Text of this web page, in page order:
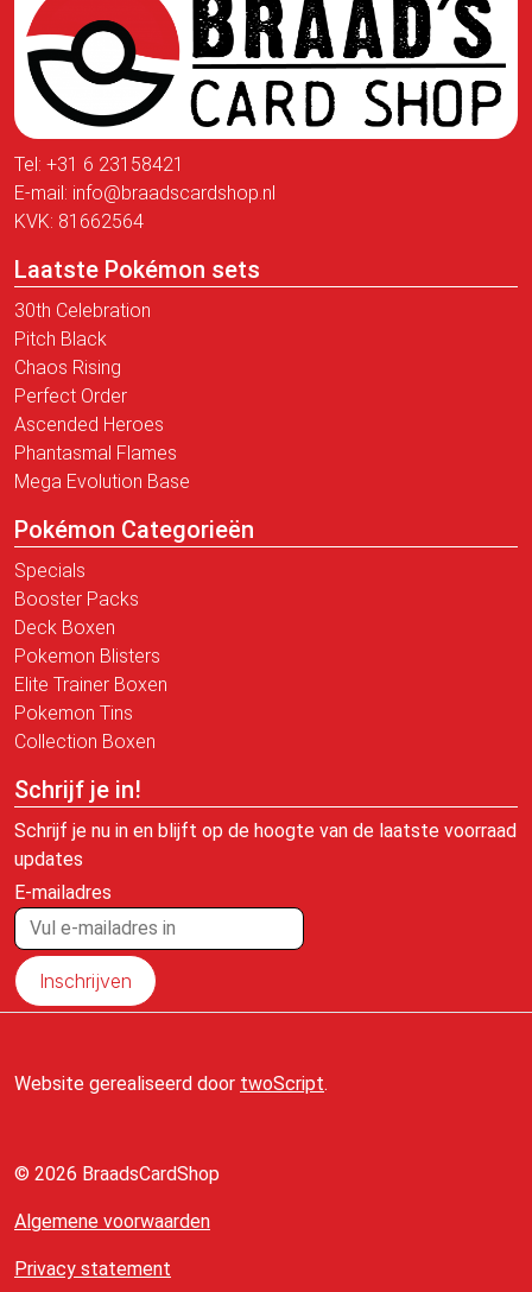
Tel: +31 6 23158421
E-mail: info@braadscardshop.nl
KVK: 81662564
Laatste Pokémon sets
30th Celebration
Pitch Black
Chaos Rising
Perfect Order
Ascended Heroes
Phantasmal Flames
Mega Evolution Base
Pokémon Categorieën
Specials
Booster Packs
Deck Boxen
Pokemon Blisters
Elite Trainer Boxen
Pokemon Tins
Collection Boxen
Schrijf je in!
Schrijf je nu in en blijft op de hoogte van de laatste voorraad
updates
E-mailadres
Inschrijven
© 2026 BraadsCardShop
Algemene voorwaarden
Privacy statement
Website gerealiseerd door twoScript.